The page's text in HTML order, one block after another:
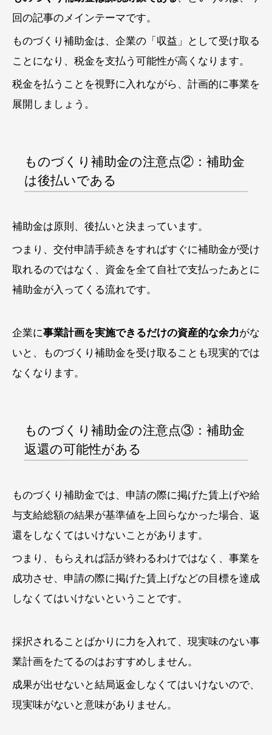
回の記事のメインテーマです。
ものづくり補助金は、企業の「収益」として受け取る
ことになり、税金を支払う可能性が高くなります。
税金を払うことを視野に入れながら、計画的に事業を
展開しましょう。
ものづくり補助金の注意点②：補助金
は後払いである
補助金は原則、後払いと決まっています。
つまり、交付申請手続きをすればすぐに補助金が受け
取れるのではなく、資金を全て自社で支払ったあとに
補助金が入ってくる流れです。
企業に事業計画を実施できるだけの資産的な余力がな
いと、ものづくり補助金を受け取ることも現実的では
なくなります。
ものづくり補助金の注意点③：補助金
返還の可能性がある
ものづくり補助金では、申請の際に掲げた賃上げや給
与支給総額の結果が基準値を上回らなかった場合、返
還をしなくてはいけないことがあります。
つまり、もらえれば話が終わるわけではなく、事業を
成功させ、申請の際に掲げた賃上げなどの目標を達成
しなくてはいけないということです。
採択されることばかりに力を入れて、現実味のない事
業計画をたてるのはおすすめしません。
成果が出せないと結局返金しなくてはいけないので、
現実味がないと意味がありません。